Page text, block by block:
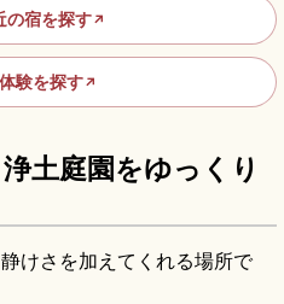
の宿を探す↗
験を探す↗
土庭園をゆっくり
けさを加えてくれる場所で